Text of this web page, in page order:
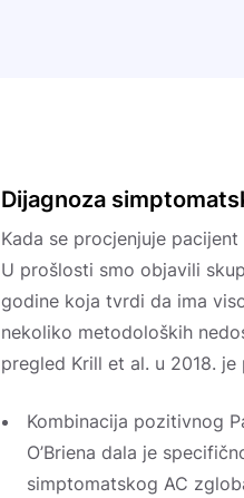
Dijagnoza
Kada se procjenjuje
U prošlosti smo objavili
godine koja tvrdi da ima
nekoliko metodoloških
pregled Krill et al. u 2018.
Kombinacija pozitivnog
O’Briena dala je
simptomatskog AC